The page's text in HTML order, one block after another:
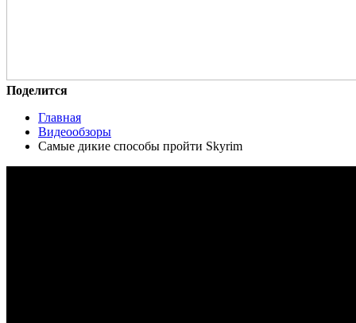
Поделится
Главная
Видеообзоры
Самые дикие способы пройти Skyrim